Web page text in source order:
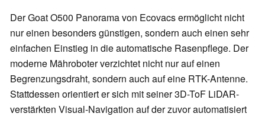
Der Goat O500 Panorama von Ecovacs ermöglicht nicht
nur einen besonders günstigen, sondern auch einen sehr
einfachen Einstieg in die automatische Rasenpflege. Der
moderne Mähroboter verzichtet nicht nur auf einen
Begrenzungsdraht, sondern auch auf eine RTK-Antenne.
Stattdessen orientiert er sich mit seiner 3D-ToF LiDAR-
verstärkten Visual-Navigation auf der zuvor automatisiert